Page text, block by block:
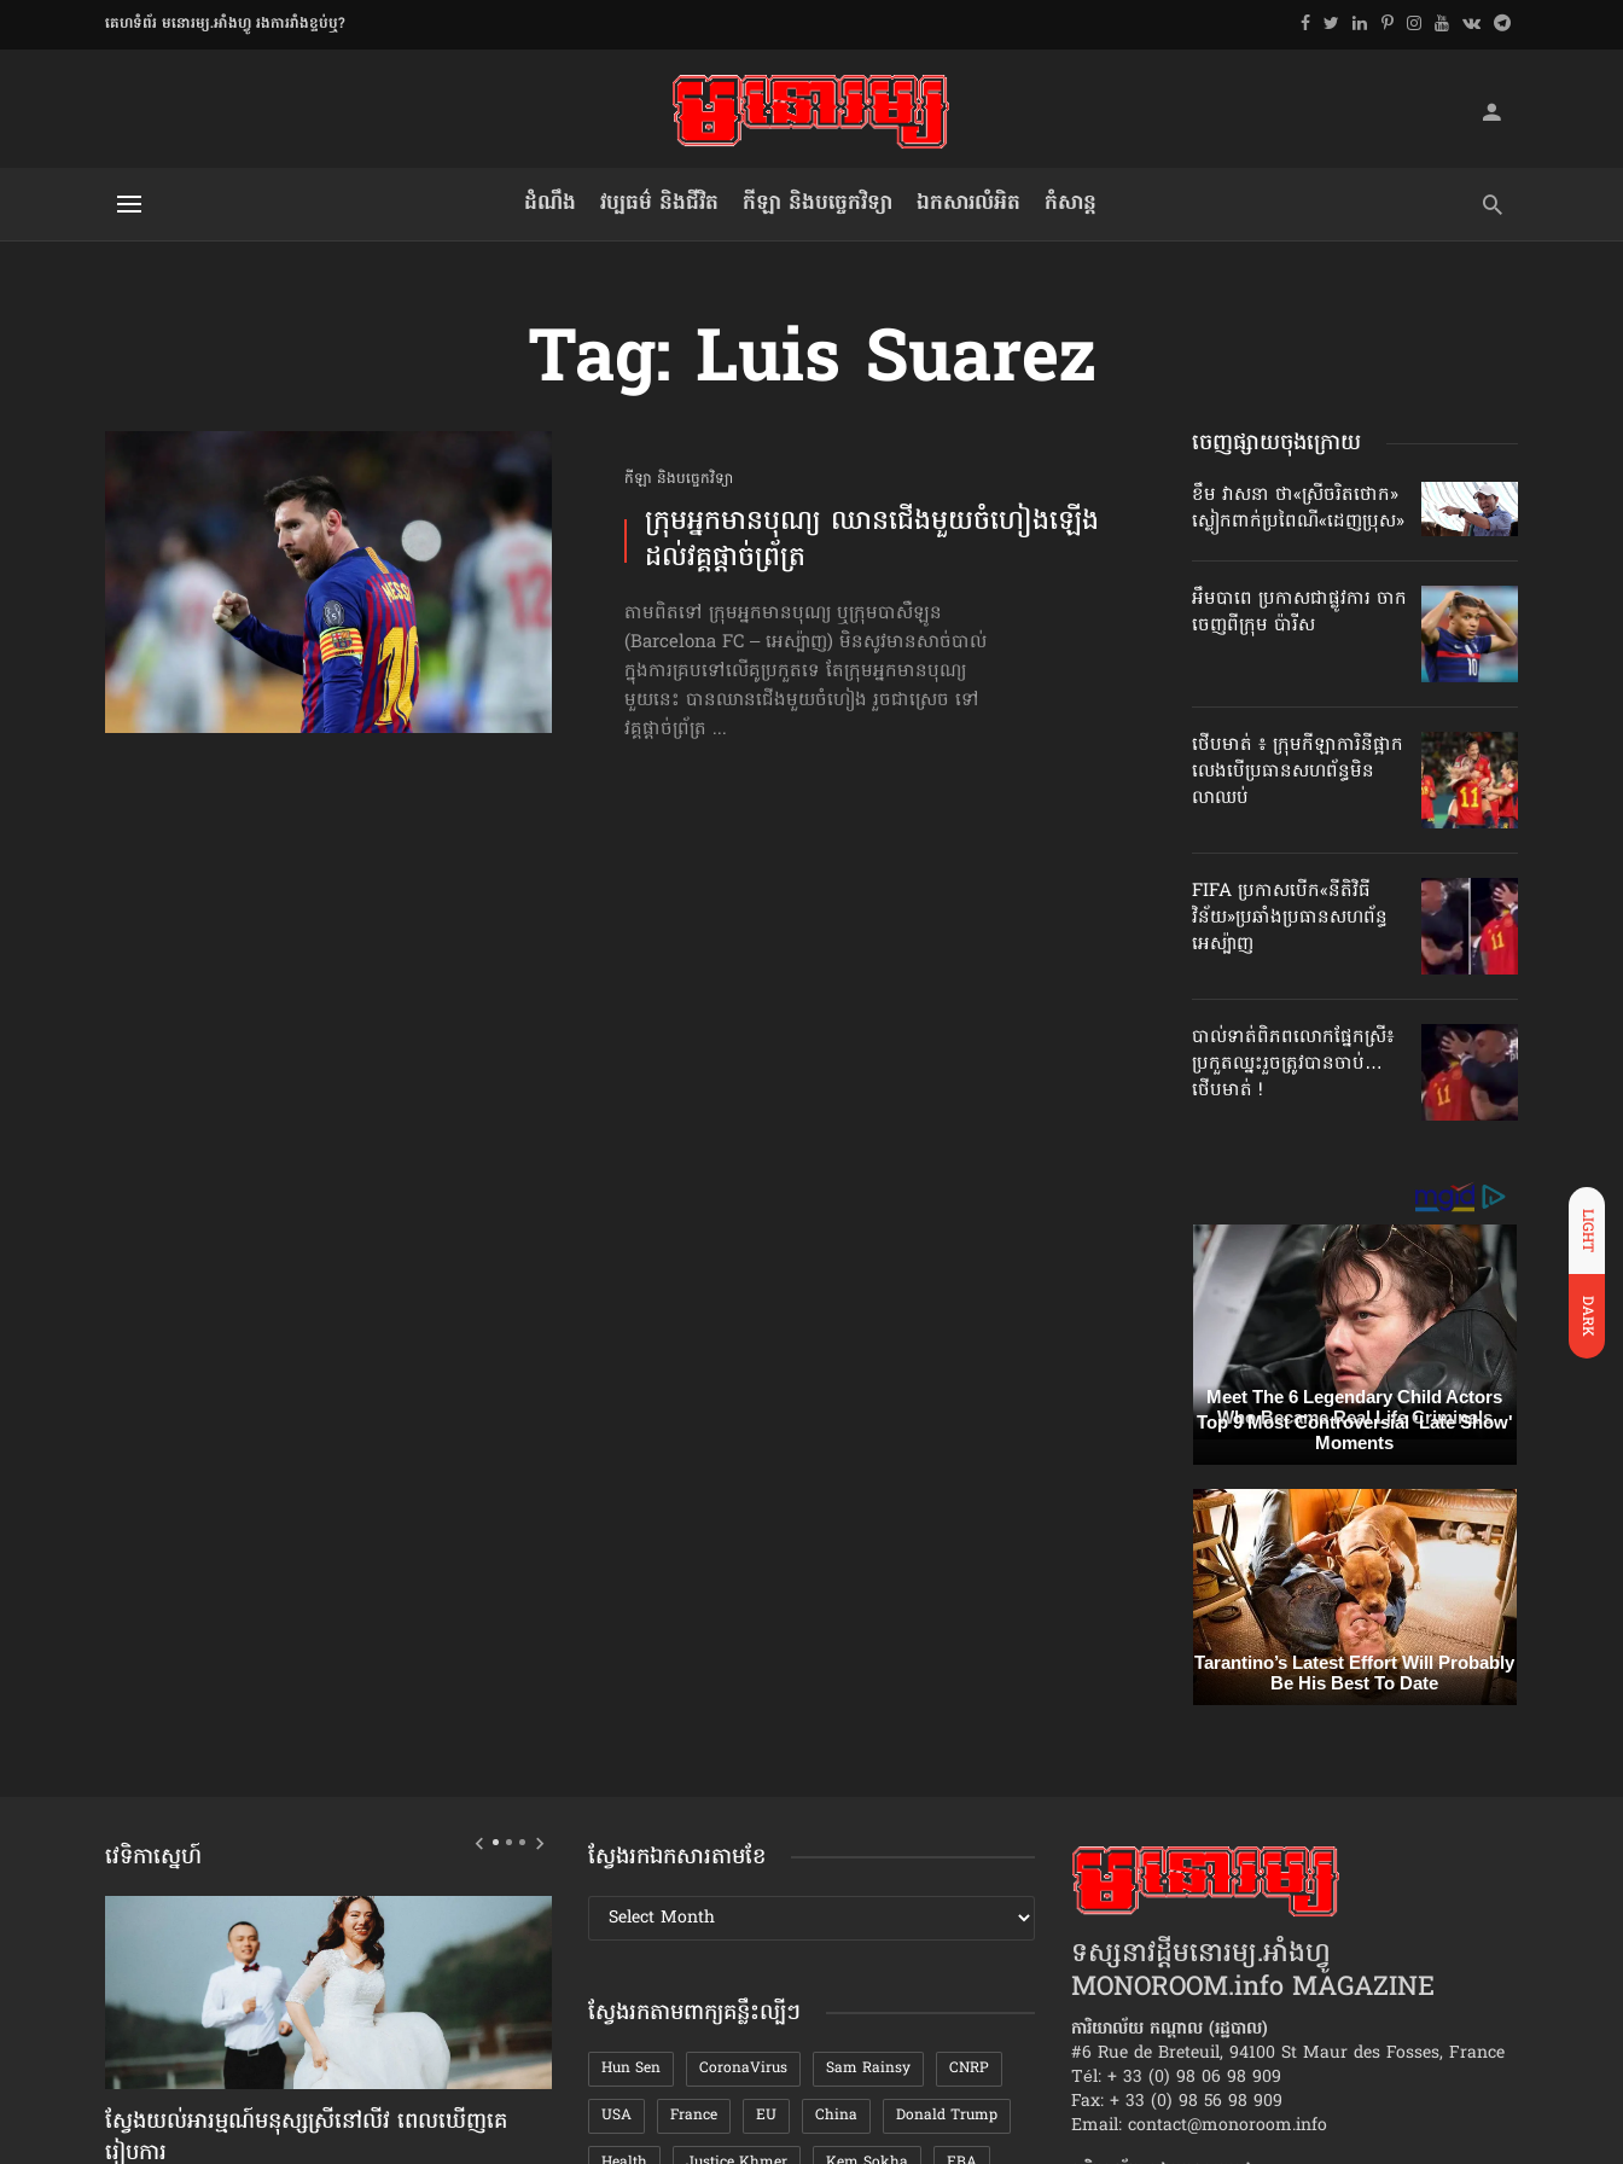
LIGHT
DARK
​គេហទំព័រ មនោរម្យ.អាំងហ្វូ រងការរាំងខ្ទប់ឬ?
ដំណឹង វប្បធម៌ និងជីវិត កីឡា និងបច្ចេកវិទ្យា ឯកសារលំអិត កំសាន្ដ
Tag: Luis Suarez
កីឡា និងបច្ចេកវិទ្យា
ក្រុម​អ្នក​មានបុណ្យ ឈានជើង​មួយចំហៀង​ឡើង​
ដល់​​វគ្គ​ផ្ដាច់ព្រ័ត្រ
តាមពិតទៅ ក្រុម​អ្នក​មានបុណ្យ ឬក្រុមបាសឺឡូន
(Barcelona FC – អេស្ប៉ាញ) មិនសូវ​មាន​សាច់បាល់
ក្នុងការគ្របទៅលើគូប្រកួតទេ តែក្រុមអ្នកមានបុណ្យ
មួយនេះ បាន​ឈាន​ជើងមួយចំហៀង រួចជាស្រេច ទៅ
វគ្គផ្ដាច់ព្រ័ត្រ ...
ចេញផ្សាយចុងក្រោយ
ខឹម វាសនា ថា«ស្រីចរិតថោក»​
ស្លៀកពាក់ប្រពៃណី​«ដេញប្រុស»
អឹមបាពេ ប្រកាសជាផ្លូវការ ចាក
ចេញពីក្រុម ប៉ារីស
ថើបមាត់ ៖ ក្រុមកីឡាការិនី​ផ្អាក
លេង​​បើប្រធានសហព័ន្ធ​មិន
លាឈប់
FIFA ប្រកាសបើក​«នីតិវិធី
វិន័យ»​ប្រឆាំងប្រធានសហព័ន្ធ​
អេស្ប៉ាញ
បាល់ទាត់​ពិភពលោក​ផ្នែកស្រី៖
ប្រកួតឈ្នះរួច​ត្រូវបានចាប់…
ថើបមាត់ !
វេទិកាស្នេហ៍
ស្វែង​យល់​អារម្មណ៍​មនុស្ស​ស្រី​នៅ​លីវ ពេល​ឃើញ​គេ​
រៀបការ
វិធី​ធ្វើ​ឱ្យ​មិត្ត​ស្រី​ខ្លួន​មាន​អារម្មណ៍​ថា នាង​ជា​មនុស្ស​
ពិសេស
វិធីសាស្រ្តយកឈ្នះ​ចិត្ត«អនាគតម្តាយក្មេក»
ស្វែងរកឯកសារតាមខែ
ស្វែងរក
ឯកសារ
ស្វែងរកតាមពាក្យគន្លឹះល្បីៗ
Hun Sen CoronaVirus Sam Rainsy CNRP
USA France EU China Donald Trump
ទស្សនាវដ្ដីមនោរម្យ.អាំងហ្វូ
MONOROOM.info MAGAZINE
ការិយាល័យ កណ្ដាល (រដ្ឋបាល)
#6 Rue de Breteuil, 94100 St Maur des Fosses, France
Tél: + 33 (0) 98 06 98 909
Fax: + 33 (0) 98 56 98 909
Email: contact@monoroom.info
សម រង្ស៊ី៖ កម្ពុជាគួរមើលគំរូ​តាម​
វៀតណាម ក្នុង​ការប្តូរ​មេដឹកនាំ របស់​
ខ្លួន
លិខិតប្រិយមិត្ត៖ «កាមតណ្ហា​
មនុស្ស»
ប្រពៃណី​«ដេញប្រុស»
អឹមបាពេ ប្រកាសជាផ្លូវការ
ចាកចេញពីក្រុម ប៉ារីស
ថើបមាត់ ៖ ក្រុមកីឡាការិនី​
ផ្អាកលេង​​បើប្រធានសហព័ន្ធ​